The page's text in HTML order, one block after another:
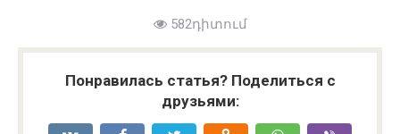
582դիտում
Понравилась статья? Поделиться с
друзьями: